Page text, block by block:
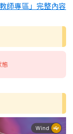
師專區」完整內容
態